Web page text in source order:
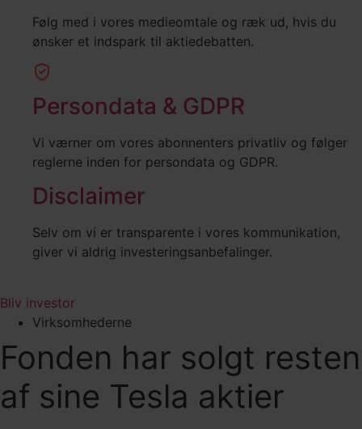
Følg med i vores medieomtale og ræk ud, hvis du
ønsker et indspark til aktiedebatten.
Persondata & GDPR
Vi værner om vores abonnenters privatliv og følger
reglerne inden for persondata og GDPR.
Disclaimer
Selv om vi er transparente i vores kommunikation,
giver vi aldrig investeringsanbefalinger.
Bliv investor
Virksomhederne
Fonden har solgt resten
af sine Tesla aktier